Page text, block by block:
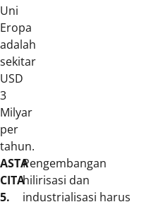
Uni
Eropa
adalah
sekitar
USD
3
Milyar
per
tahun.
ASTA
CITA
5.
Pengembangan
hilirisasi dan
industrialisasi harus